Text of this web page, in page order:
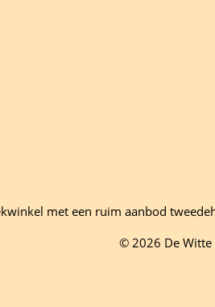
met een ruim aanbod
© 2026 De Witte